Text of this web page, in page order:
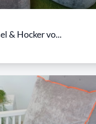
& Hocker vo...